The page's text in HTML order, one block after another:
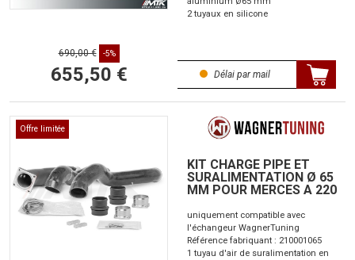
2 tuyaux en silicone
690,00 € -5%
655,50 € Délai par mail
Offre limitée
KIT CHARGE PIPE ET
SURALIMENTATION Ø 65
MM POUR MERCES A 220
uniquement compatible avec
l'échangeur WagnerTuning
Référence fabriquant : 210001065
1 tuyau d'air de suralimentation en